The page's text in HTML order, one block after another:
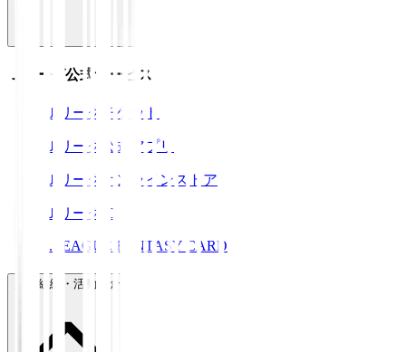
Ｊリーグ公式サービス
Ｊリーグチケット
Ｊリーグ公式アプリ
Ｊリーグオンラインストア
ＪリーグID
J.LEAGUE FANTASY CARD
運営組織・活動紹介